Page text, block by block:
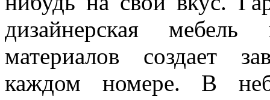
дизайнерская
материалов создает
каждом номере. В